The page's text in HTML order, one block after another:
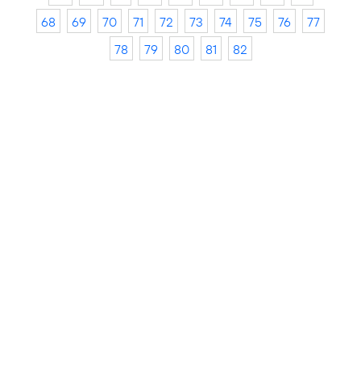
68
69 70 71 72 73 74 75 76
77
78
79 80 81 82